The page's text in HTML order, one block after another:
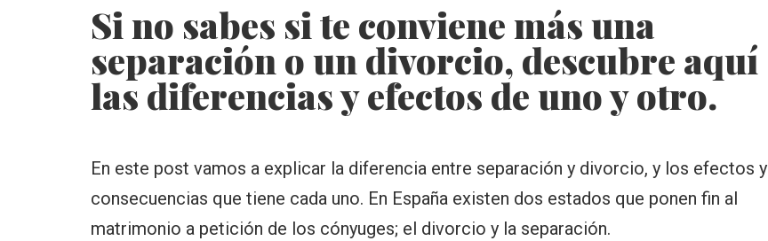
Si no sabes si te conviene más una
separación o un divorcio, descubre aquí
las diferencias y efectos de uno y otro.
En este post vamos a explicar la diferencia entre separación y divorcio, y los efectos y
consecuencias que tiene cada uno. En España existen dos estados que ponen fin al
matrimonio a petición de los cónyuges; el divorcio y la separación.